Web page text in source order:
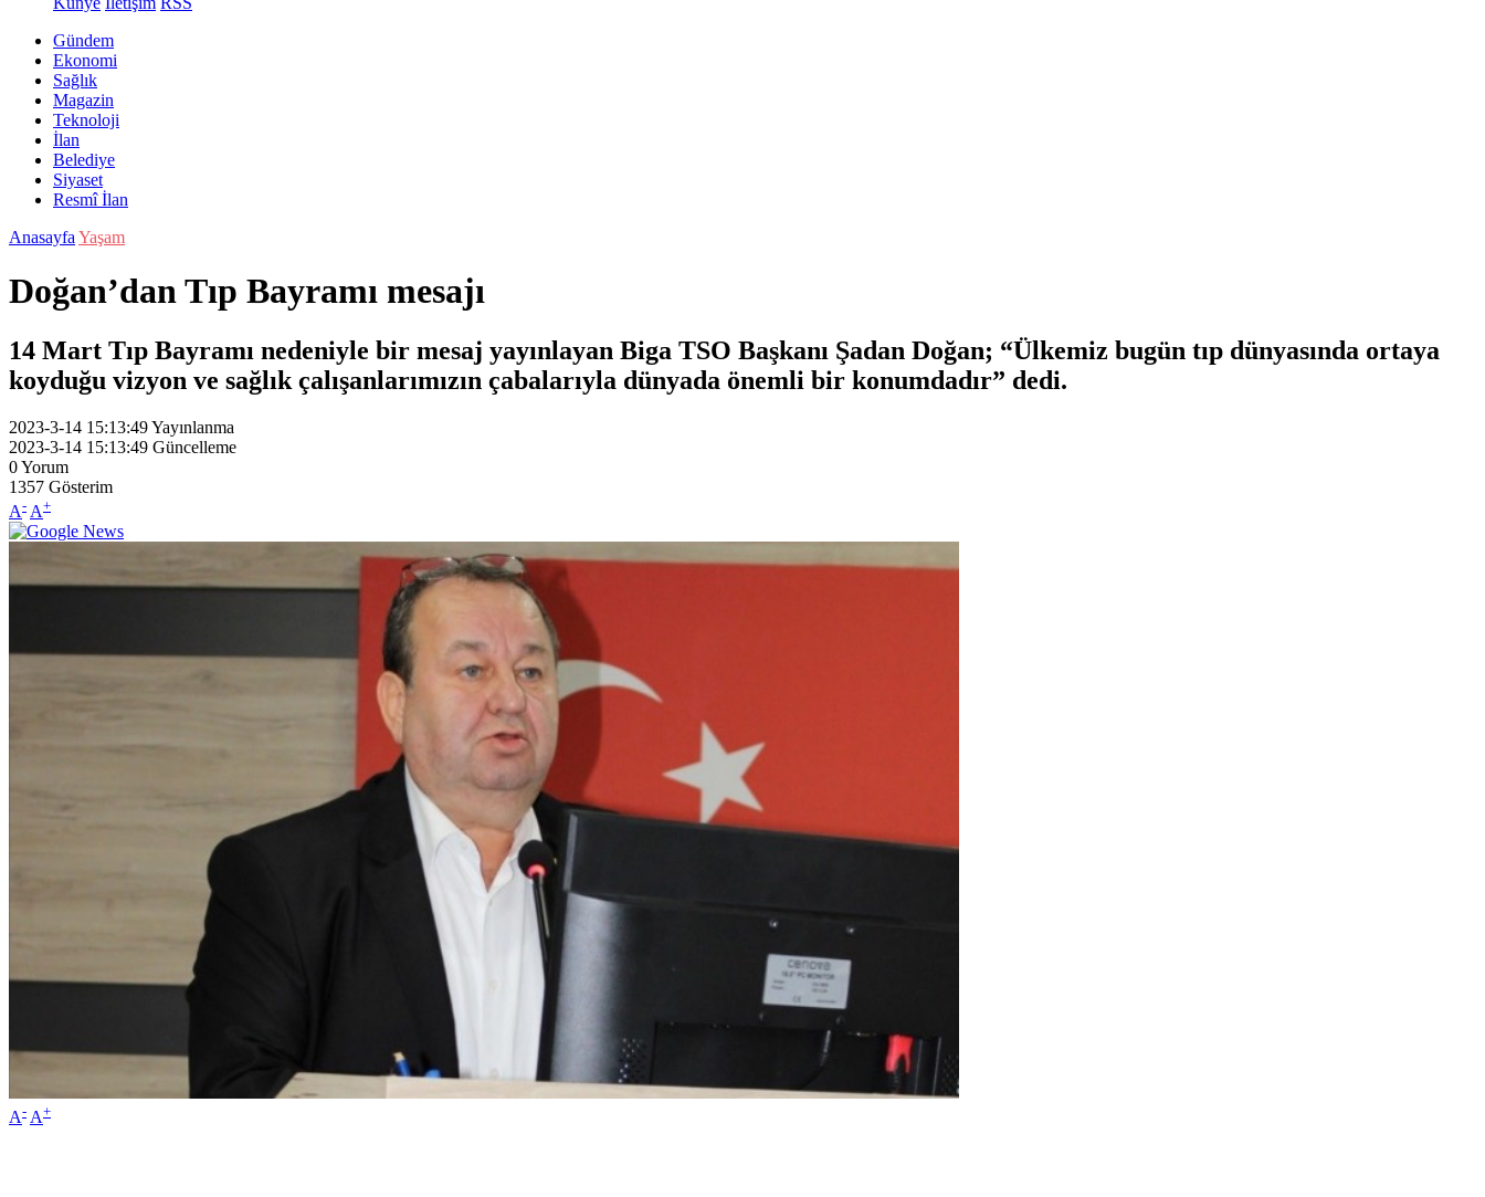
Gündem
Ekonomi
Sağlık
Magazin
Teknoloji
İlan
Belediye
Siyaset
Resmî İlan
Anasayfa Yaşam
Doğan’dan Tıp Bayramı mesajı
14 Mart Tıp Bayramı nedeniyle bir mesaj yayınlayan Biga TSO Başkanı Şadan Doğan; “Ülkemiz bugün tıp dünyasında ortaya
koyduğu vizyon ve sağlık çalışanlarımızın çabalarıyla dünyada önemli bir konumdadır” dedi.
2023-3-14 15:13:49Yayınlanma
2023-3-14 15:13:49 Güncelleme
0Yorum
1357 Gösterim
A- A+
A- A+